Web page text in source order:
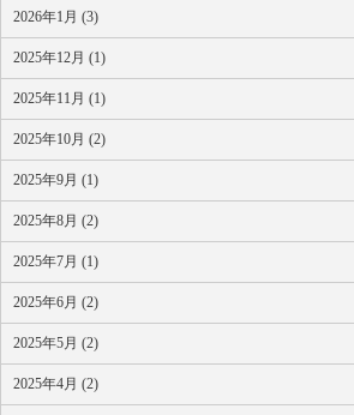
2026年1月 (3)
2025年12月 (1)
2025年11月 (1)
2025年10月 (2)
2025年9月 (1)
2025年8月 (2)
2025年7月 (1)
2025年6月 (2)
2025年5月 (2)
2025年4月 (2)